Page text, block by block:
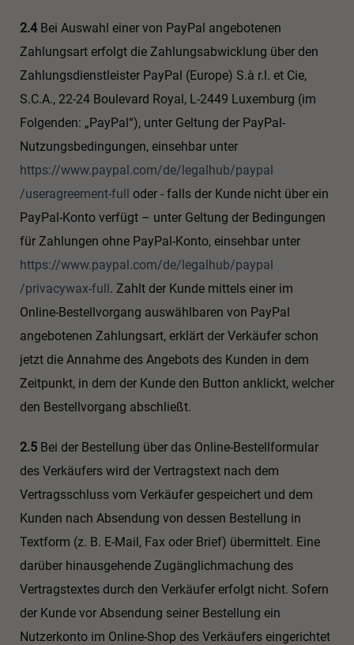
2.4Bei Auswahl einer von PayPal angebotenen
Zahlungsart erfolgt die Zahlungsabwicklung über den
Zahlungsdienstleister PayPal (Europe) S.à r.l. et Cie,
S.C.A., 22-24 Boulevard Royal, L-2449 Luxemburg (im
Folgenden: „PayPal“), unter Geltung der PayPal-
Nutzungsbedingungen, einsehbar unter
https://www.paypal.com/de/legalhub/paypal
/useragreement-full oder - falls der Kunde nicht über ein
PayPal-Konto verfügt – unter Geltung der Bedingungen
für Zahlungen ohne PayPal-Konto, einsehbar unter
https://www.paypal.com/de/legalhub/paypal
/privacywax-full. Zahlt der Kunde mittels einer im
Online-Bestellvorgang auswählbaren von PayPal
angebotenen Zahlungsart, erklärt der Verkäufer schon
jetzt die Annahme des Angebots des Kunden in dem
Zeitpunkt, in dem der Kunde den Button anklickt, welcher
den Bestellvorgang abschließt.
2.5 Bei der Bestellung über das Online-Bestellformular
des Verkäufers wird der Vertragstext nach dem
Vertragsschluss vom Verkäufer gespeichert und dem
Kunden nach Absendung von dessen Bestellung in
Textform (z. B. E-Mail, Fax oder Brief) übermittelt. Eine
darüber hinausgehende Zugänglichmachung des
Vertragstextes durch den Verkäufer erfolgt nicht. Sofern
der Kunde vor Absendung seiner Bestellung ein
Nutzerkonto im Online-Shop des Verkäufers eingerichtet